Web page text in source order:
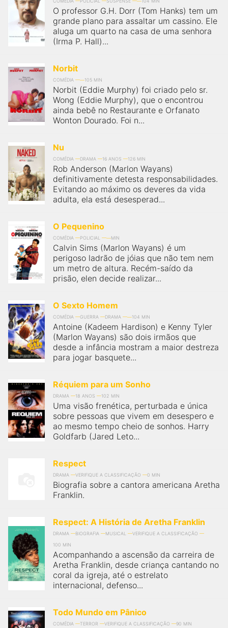
O professor G.H. Dorr (Tom Hanks) tem um
grande plano para assaltar um cassino. Ele
aluga um quarto na casa de uma senhora
(Irma P. Hall)...
Norbit
COMÉDIA 105 MIN
Norbit (Eddie Murphy) foi criado pelo sr.
Wong (Eddie Murphy), que o encontrou
ainda bebê no Restaurante e Orfanato
Wonton Dourado. Foi n...
Nu
COMÉDIA DRAMA 16 ANOS 126 MIN
Rob Anderson (Marlon Wayans)
definitivamente detesta responsabilidades.
Evitando ao máximo os deveres da vida
adulta, ela está desesperad...
O Pequenino
COMÉDIA POLICIAL MIN
Calvin Sims (Marlon Wayans) é um
perigoso ladrão de jóias que não tem nem
um metro de altura. Recém-saído da
prisão, elen decide realizar...
O Sexto Homem
COMÉDIA GUERRA DRAMA 104 MIN
Antoine (Kadeem Hardison) e Kenny Tyler
(Marlon Wayans) são dois irmãos que
desde a infância mostram a maior destreza
para jogar basquete...
Réquiem para um Sonho
DRAMA 18 ANOS 102 MIN
Uma visão frenética, perturbada e única
sobre pessoas que vivem em desespero e
ao mesmo tempo cheio de sonhos. Harry
Goldfarb (Jared Leto...
Respect
DRAMA VERIFIQUE A CLASSIFICAÇÃO 0 MIN
Biografia sobre a cantora americana Aretha
Franklin.
Respect: A História de Aretha Franklin
DRAMA BIOGRAFIA MUSICAL
VERIFIQUE A CLASSIFICAÇÃO
100 MIN
Acompanhando a ascensão da carreira de
Aretha Franklin, desde criança cantando no
coral da igreja, até o estrelato
internacional, defenso...
Todo Mundo em Pânico
COMÉDIA TERROR VERIFIQUE A CLASSIFICAÇÃO 90 MIN